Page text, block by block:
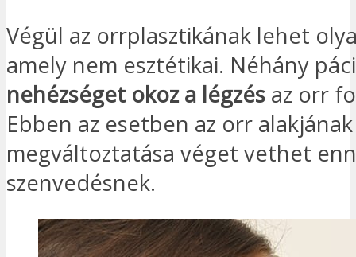
Végül az orrplasztikának lehet
amely nem esztétikai. Néhány
nehézséget okoz a légzés az orr
Ebben az esetben az orr alakjának
megváltoztatása véget vethet
szenvedésnek.